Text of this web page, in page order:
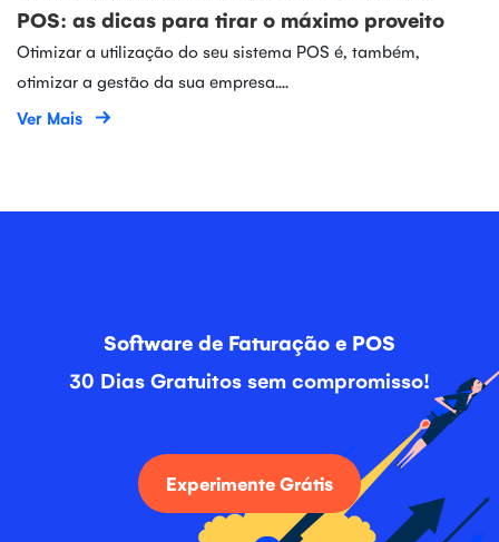
POS: as dicas para tirar o máximo proveito
Otimizar a utilização do seu sistema POS é, também,
otimizar a gestão da sua empresa....
Ver Mais
Software de Faturação e POS
30 Dias Gratuitos sem compromisso!
Experimente Grátis